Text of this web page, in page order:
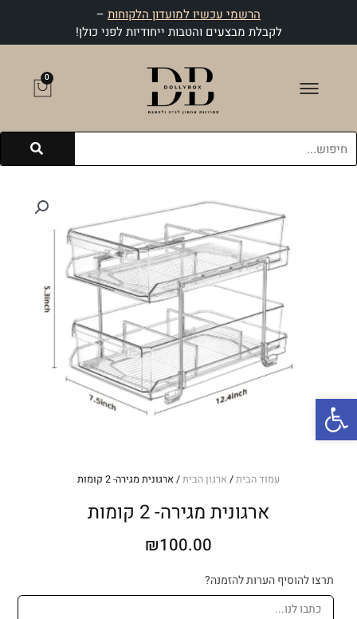
פתח סרגל נגישות
הרשמי עכשיו למועדון הלקוחות –
לקבלת מבצעים והטבות ייחודיות לפני כולן!
0
עגלת
עמוד הבית/ ארגון הבית/ ארגונית מגירה- 2 קומות
ארגונית מגירה- 2 קומות
₪100.00
תרצו להוסיף הערות להזמנה?
של
ארגונית